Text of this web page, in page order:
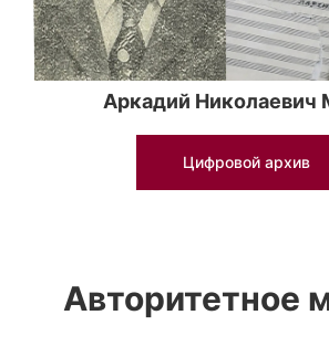
Аркадий Николаевич
Цифровой архив
Авторитетное